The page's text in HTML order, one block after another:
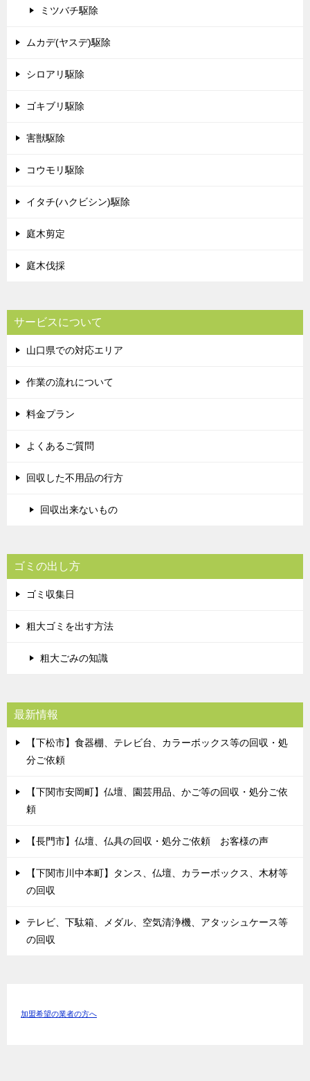
ミツバチ駆除
ムカデ(ヤスデ)駆除
シロアリ駆除
ゴキブリ駆除
害獣駆除
コウモリ駆除
イタチ(ハクビシン)駆除
庭木剪定
庭木伐採
サービスについて
山口県での対応エリア
作業の流れについて
料金プラン
よくあるご質問
回収した不用品の行方
回収出来ないもの
ゴミの出し方
ゴミ収集日
粗大ゴミを出す方法
粗大ごみの知識
最新情報
【下松市】食器棚、テレビ台、カラーボックス等の回収・処
分ご依頼
【下関市安岡町】仏壇、園芸用品、かご等の回収・処分ご依
頼
【長門市】仏壇、仏具の回収・処分ご依頼 お客様の声
【下関市川中本町】タンス、仏壇、カラーボックス、木材等
の回収
テレビ、下駄箱、メダル、空気清浄機、アタッシュケース等
の回収
加盟希望の業者の方へ